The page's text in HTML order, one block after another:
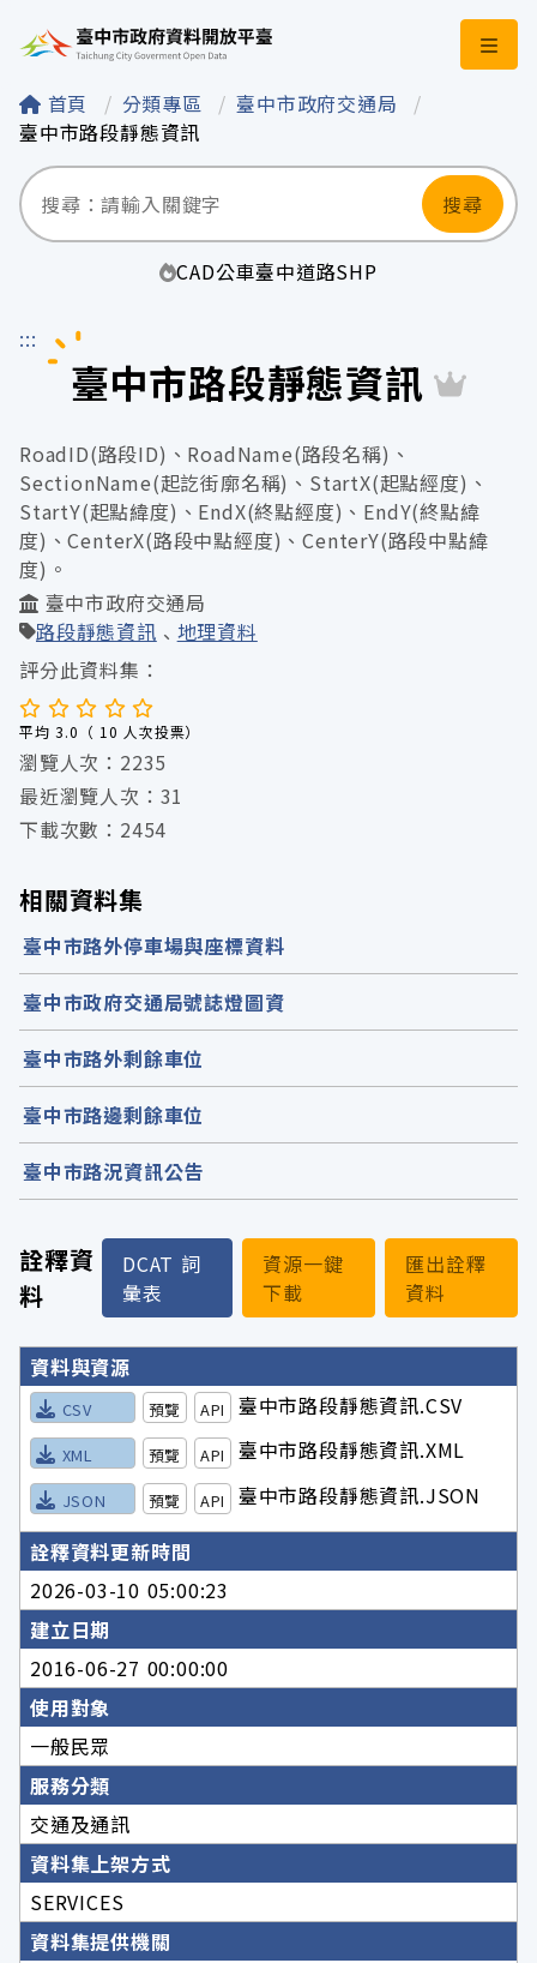
臺中市政府資料開
首頁 分類專區
臺中市政府交通局
臺中市路段靜態資訊
搜尋
CAD公車臺中道路SHP
:::
臺中市路段靜態資訊
詮釋資
料
DCAT 詞
彙表
資源一鍵
下載
匯出詮釋
資料
詮釋資料詳細內容
資料與資源
CSV 預覽 API 臺中市路段靜態資訊.CSV
XML 預覽 API 臺中市路段靜態資訊.XML
JSON 預覽 API
臺中市路段靜態資訊.JSON
詮釋資料更新時間
2026-03-10 05:00:23
建立日期
2016-06-27 00:00:00
使用對象
一般民眾
服務分類
交通及通訊
資料集上架方式
SERVICES
資料集提供機關
RoadID(路段ID)、RoadName(路段名稱)、
SectionName(起訖街廓名稱)、StartX(起點經度)、
StartY(起點緯度)、EndX(終點經度)、EndY(終點緯
度)、CenterX(路段中點經度)、CenterY(路段中點緯
度)。
臺中市政府交通局
路段靜態資訊
地理資料
評分此資料集：
平均 3.0（ 10 人次投票）
瀏覽人次：2235
最近瀏覽人次：31
下載次數：2454
相關資料集
臺中市路外停車場與座標資料
臺中市政府交通局號誌燈圖資
臺中市路外剩餘車位
臺中市路邊剩餘車位
臺中市路況資訊公告